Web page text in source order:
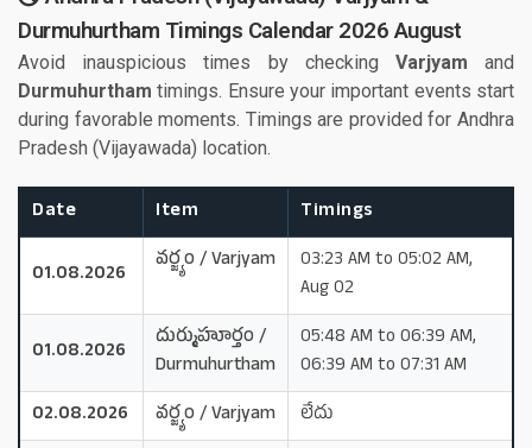
Durmuhurtham Timings Calendar 2026 August
Avoid inauspicious times by checking Varjyam and
Durmuhurtham timings. Ensure your important events start
during favorable moments. Timings are provided for Andhra
Pradesh (Vijayawada) location.
Date Item Timings
01.08.2026
వర్జ్యం / Varjyam
03:23 AM to 05:02 AM,
Aug 02
01.08.2026
దుర్ముహూర్తం /
Durmuhurtham
05:48 AM to 06:39 AM,
06:39 AM to 07:31 AM
02.08.2026
వర్జ్యం / Varjyam లేదు